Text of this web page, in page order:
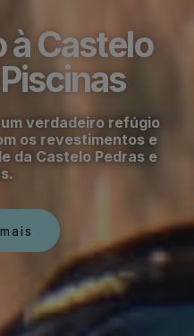
Castelo
verdadeiro refúgio
os revestimentos e
da Castelo Pedras e